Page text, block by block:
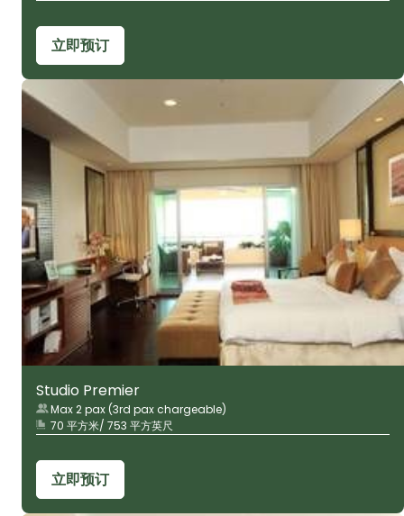
立即预订
Studio Premier
Max 2 pax (3rd pax chargeable)
70 平方米/ 753 平方英尺
立即预订